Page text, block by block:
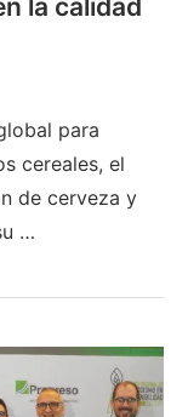
la calidad
para
cereales, el
de cerveza y
…